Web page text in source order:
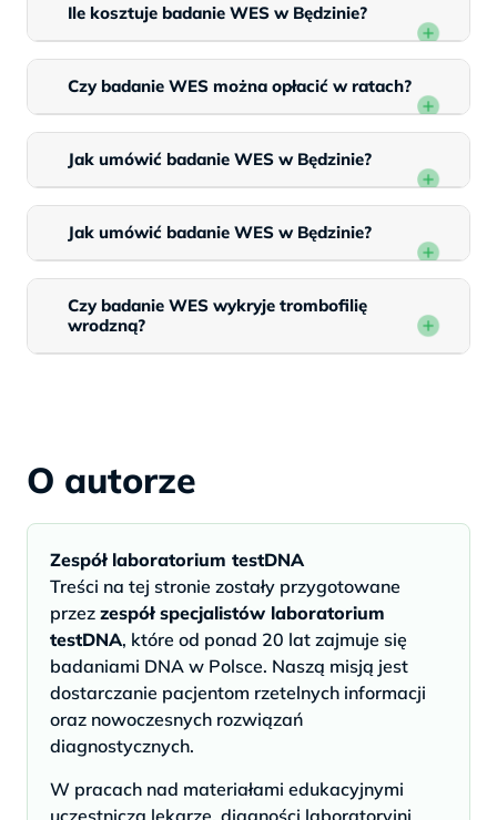
Ile kosztuje badanie WES w Będzinie?
Czy badanie WES można opłacić w ratach?
Jak umówić badanie WES w Będzinie?
Jak umówić badanie WES w Będzinie?
Czy badanie WES wykryje trombofilię
wrodzną?
O autorze
Zespół laboratorium testDNA
Treści na tej stronie zostały przygotowane
przez zespół specjalistów laboratorium
testDNA, które od ponad 20 lat zajmuje się
badaniami DNA w Polsce. Naszą misją jest
dostarczanie pacjentom rzetelnych informacji
oraz nowoczesnych rozwiązań
diagnostycznych.
W pracach nad materiałami edukacyjnymi
uczestniczą lekarze, diagności laboratoryjni